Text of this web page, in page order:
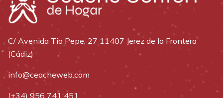
C/ Avenida Tio Pepe, 27 11407 Jerez de la Frontera
(Cádiz)
info@ceacheweb.com
(+34) 956 741 451